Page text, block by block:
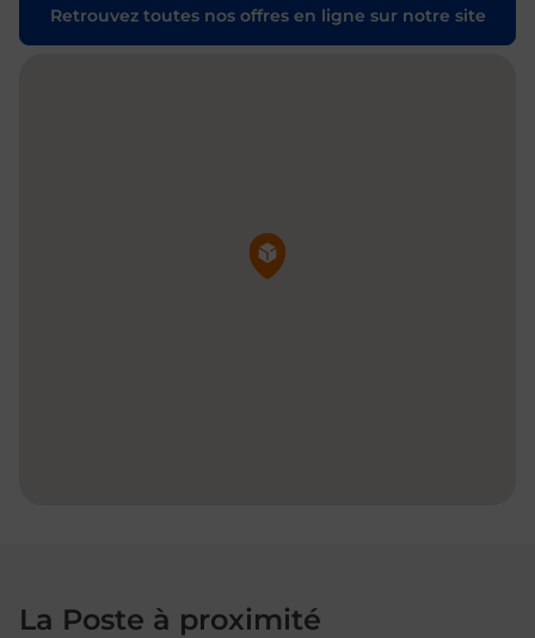
Retrouvez toutes nos offres en ligne sur notre site
Pin de la carte
La Poste à proximité